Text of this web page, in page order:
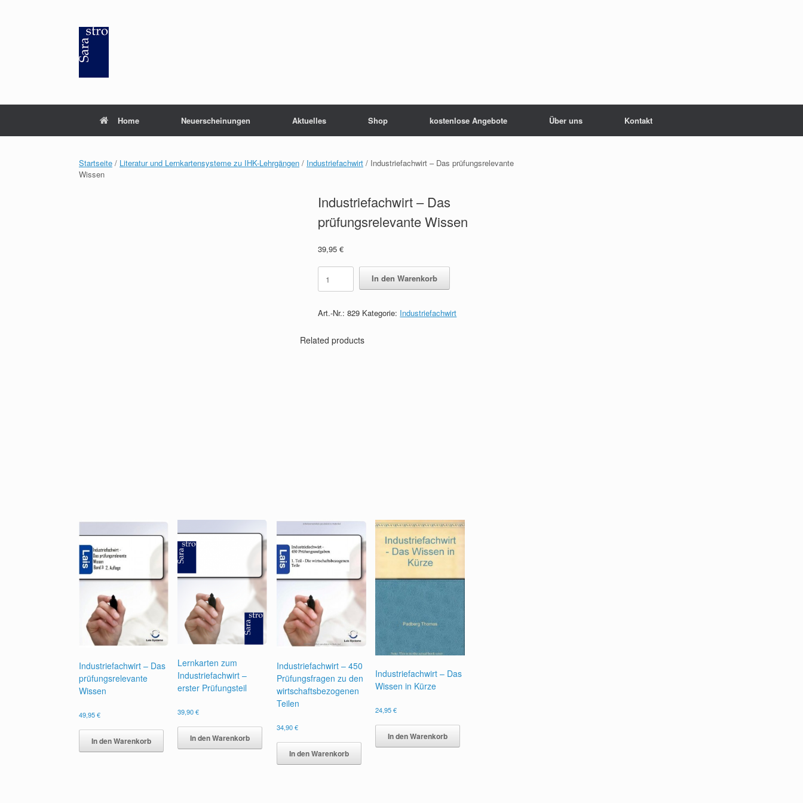
Home Neuerscheinungen Aktuelles Shop kostenlose Angebote Über uns Kontakt
Startseite / Literatur und Lernkartensysteme zu IHK-Lehrgängen / Industriefachwirt / Industriefachwirt – Das prüfungsrelevante
Wissen
Industriefachwirt – Das
prüfungsrelevante Wissen
39,95€
Industriefachwirt
Das
Wissen
In den Warenkorb
Art.-Nr.:829 Kategorie: Industriefachwirt
Related products
Industriefachwirt – Das
prüfungsrelevante
Wissen
49,95€
In den Warenkorb
Lernkarten zum
Industriefachwirt –
erster Prüfungsteil
39,90€
In den Warenkorb
Industriefachwirt – 450
Prüfungsfragen zu den
wirtschaftsbezogenen
Teilen
34,90€
In den Warenkorb
Industriefachwirt – Das
Wissen in Kürze
24,95€
In den Warenkorb